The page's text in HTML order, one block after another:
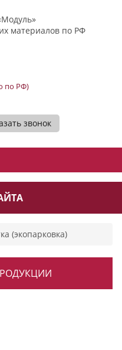
материалов по РФ
по РФ)
звонок
(экопарковка)